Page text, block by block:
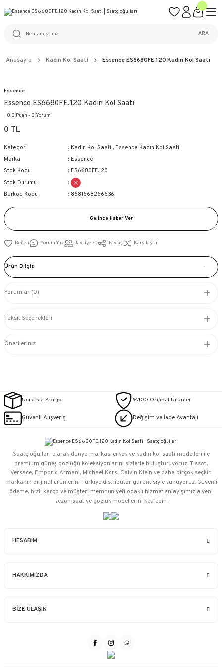
%100 ORİJİNAL ÜRÜN GARANTİSİ
ARA
Anasayfa Kadın Kol Saati Essence ES6680FE.120 Kadın Kol Saati
Essence
Essence ES6680FE.120 Kadın Kol Saati
0.0 Puan - 0 Yorum
0 TL
Kategori Kadın Kol Saati , Essence Kadın Kol Saati
Marka
Essence
Stok Kodu
ES6680FE.120
Stok Durumu
Barkod Kodu
8681668266636
Gelince Haber Ver
Yorum Yaz Tavsiye Et Paylaş Karşılaştır
Ürün Bilgisi
Yorumlar (0)
Taksit Seçenekleri
Önerileriniz
Ücretsiz Kargo %100 Orijinal Ürünler
Güvenli Alışveriş Değişim ve İade Avantajı
HESABIM
HAKKIMIZDA
BİZE ULAŞIN
Saatçioğulları⁠ olarak dünya markası erkek ve kadın kol saati modelleri ile
premium güneş gözlüğü koleksiyonlarını sizlerle buluşturuyoruz. Tissot,
Versace, Emporio Armani, Michael Kors, Calvin Klein ve daha birçok seçkin
markanın orijinal ürünlerini Türkiye distribütör garantisiyle sunuyoruz. Güvenli
ödeme, hızlı kargo ve müşteri memnuniyeti odaklı hizmet anlayışımızla yeni
sezon saat ve gözlük modellerini keşfedin.